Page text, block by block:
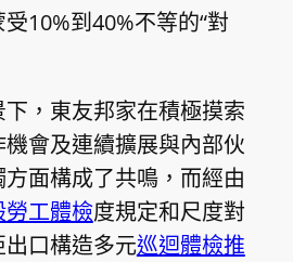
10%到40%不等的“對
，東友邦家在積極摸索
會及連續擴展與內部伙
面構成了共鳴，而經由
勞工體檢度規定和尺度對
口構造多元巡迴體檢推